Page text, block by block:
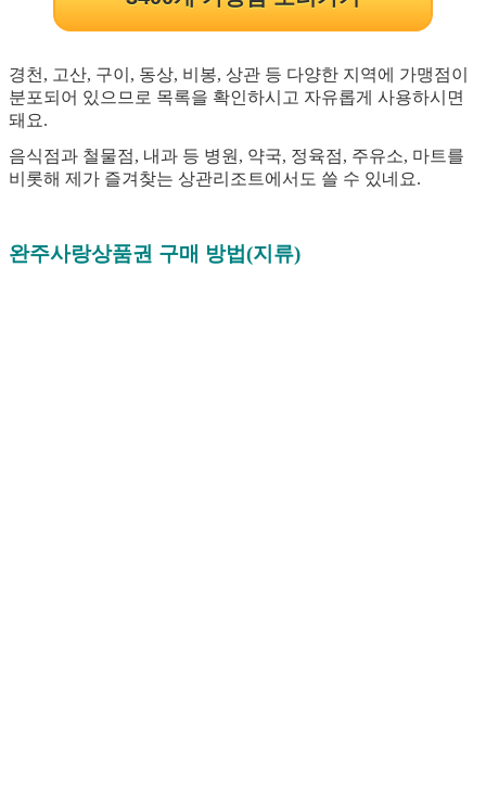
경천, 고산, 구이, 동상, 비봉, 상관 등 다양한 지역에 가맹점이
분포되어 있으므로 목록을 확인하시고 자유롭게 사용하시면
돼요.
음식점과 철물점, 내과 등 병원, 약국, 정육점, 주유소, 마트를
비롯해 제가 즐겨찾는 상관리조트에서도 쓸 수 있네요.
완주사랑상품권 구매 방법(지류)